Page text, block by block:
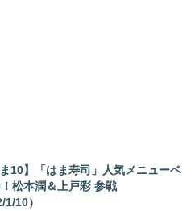
ま10】「はま寿司」人気メニューベ
松本潤＆上戸彩 参戦
1/10）